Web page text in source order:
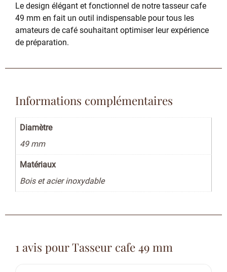
Le design élégant et fonctionnel de notre tasseur cafe
49 mm en fait un outil indispensable pour tous les
amateurs de café souhaitant optimiser leur expérience
de préparation.
Informations complémentaires
Diamètre
49 mm
Matériaux
Bois et acier inoxydable
1 avis pourTasseur cafe 49 mm